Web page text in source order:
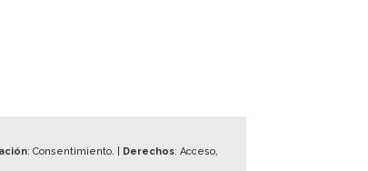
: Consentimiento. | Derechos: Acceso,